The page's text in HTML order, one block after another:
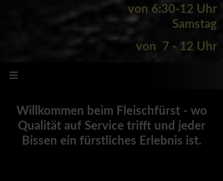
von 6:30-12 Uhr
Samstag
von 7 - 12 Uhr
Willkommen beim Fleischfürst - wo
Qualität auf Service trifft und jeder
Bissen ein fürstliches Erlebnis ist.